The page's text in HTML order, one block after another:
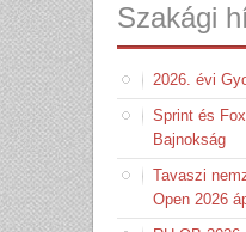
Szakági
2026. évi
Sprint és
Bajnokság
Tavaszi
Open 2026